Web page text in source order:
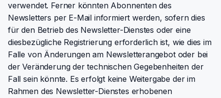
verwendet. Ferner könnten Abonnenten des
Newsletters per E-Mail informiert werden, sofern dies
für den Betrieb des Newsletter-Dienstes oder eine
diesbezügliche Registrierung erforderlich ist, wie dies im
Falle von Änderungen am Newsletterangebot oder bei
der Veränderung der technischen Gegebenheiten der
Fall sein könnte. Es erfolgt keine Weitergabe der im
Rahmen des Newsletter-Dienstes erhobenen